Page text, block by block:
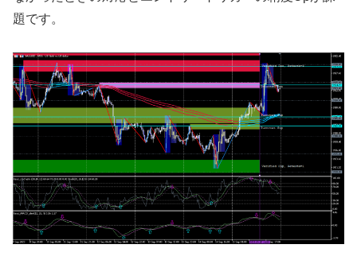
題です。